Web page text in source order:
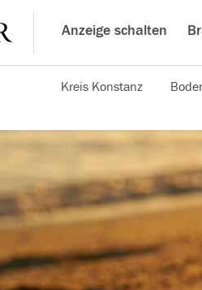
Anzeige schalten
Kreis Konstanz